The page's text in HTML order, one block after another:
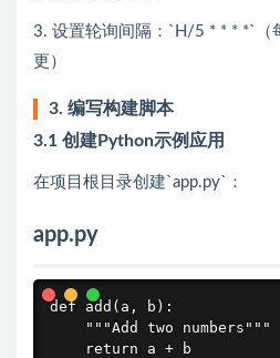
3. 设置轮询间隔：`H/5 * * * *`（
更）
3. 编写构建脚本
3.1 创建Python示例应用
在项目根目录创建`app.py`：
app.py
def add(a, b):
    """Add two numbers"""
    return a + b